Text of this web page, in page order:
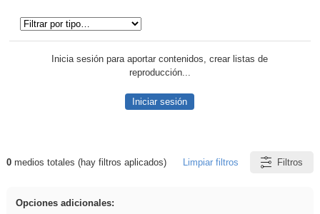
Inicia sesión para aportar contenidos, crear listas de
reproducción...
Iniciar sesión
Resultados de: 3ESO
0medios totales (hay filtros aplicados) Limpiar filtros Filtros
Opciones adicionales: